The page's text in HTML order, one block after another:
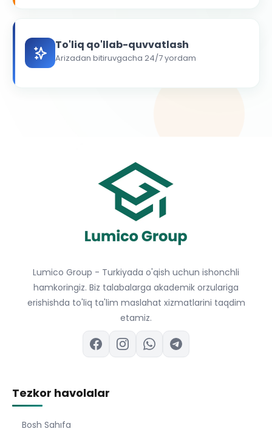
To'liq qo'llab-quvvatlash
Arizadan bitiruvgacha 24/7 yordam
Lumico Group - Turkiyada o'qish uchun ishonchli
hamkoringiz. Biz talabalarga akademik orzulariga
erishishda to'liq ta'lim maslahat xizmatlarini taqdim
etamiz.
Tezkor havolalar
Bosh Sahıfa